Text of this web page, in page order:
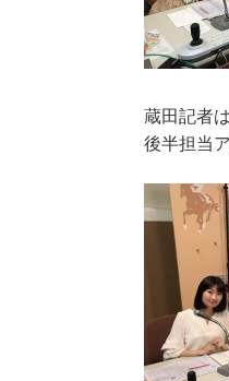
蔵田記者
後半担当